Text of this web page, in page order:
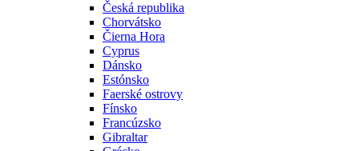
Česká republika
Chorvátsko
Čierna Hora
Cyprus
Dánsko
Estónsko
Faerské ostrovy
Fínsko
Francúzsko
Gibraltar